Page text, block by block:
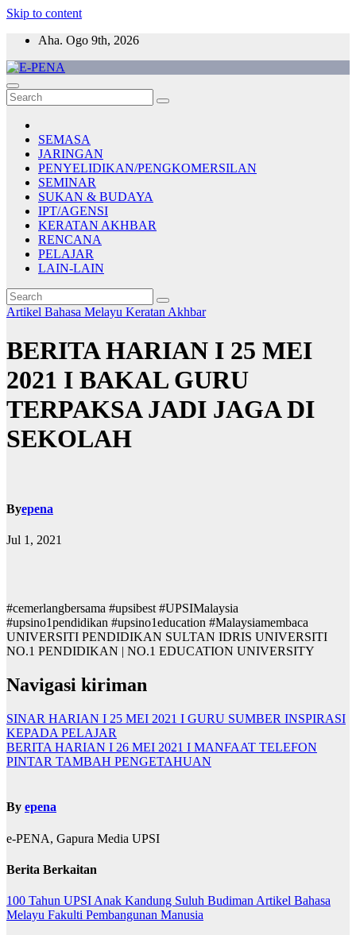
Skip to content
Aha. Ogo 9th, 2026
E-PENA
Berita Digital Terkini
SEMASA
JARINGAN
PENYELIDIKAN/PENGKOMERSILAN
SEMINAR
SUKAN & BUDAYA
IPT/AGENSI
KERATAN AKHBAR
RENCANA
PELAJAR
LAIN-LAIN
Artikel Bahasa Melayu Keratan Akhbar
BERITA HARIAN I 25 MEI
2021 I BAKAL GURU
TERPAKSA JADI JAGA DI
SEKOLAH
Byepena
Jul 1, 2021
#cemerlangbersama #upsibest #UPSIMalaysia
#upsino1pendidikan #upsino1education #Malaysiamembaca
UNIVERSITI PENDIDIKAN SULTAN IDRIS UNIVERSITI
NO.1 PENDIDIKAN | NO.1 EDUCATION UNIVERSITY
Navigasi kiriman
SINAR HARIAN I 25 MEI 2021 I GURU SUMBER INSPIRASI
KEPADA PELAJAR
BERITA HARIAN I 26 MEI 2021 I MANFAAT TELEFON
PINTAR TAMBAH PENGETAHUAN
By epena
e-PENA, Gapura Media UPSI
Berita Berkaitan
100 Tahun UPSI Anak Kandung Suluh Budiman Artikel Bahasa
Melayu Fakulti Pembangunan Manusia